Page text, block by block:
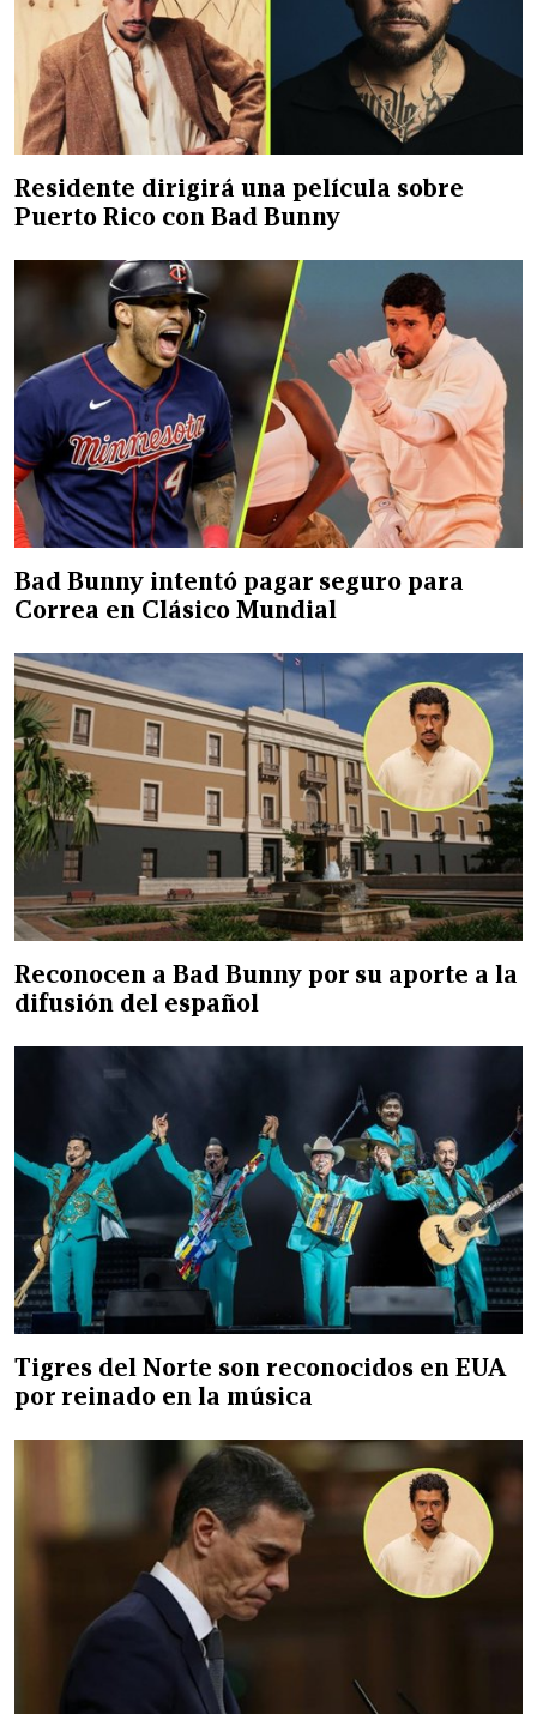
Residente dirigirá una película sobre
Puerto Rico con Bad Bunny
Bad Bunny intentó pagar seguro para
Correa en Clásico Mundial
Reconocen a Bad Bunny por su aporte a la
difusión del español
Tigres del Norte son reconocidos en EUA
por reinado en la música